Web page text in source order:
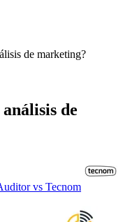
de marketing?
de
vs Tecnom